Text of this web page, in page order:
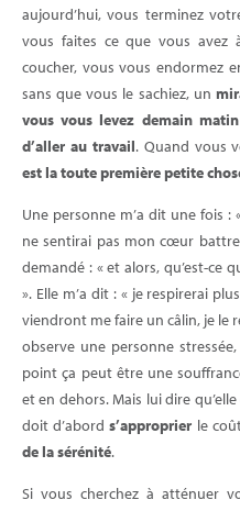
aujourd’hui, vous terminez
vous faites ce que vous avez
coucher, vous vous endormez
sans que vous le sachiez, un
vous vous levez demain
d’aller au travail. Quand vous
est la toute première petite
Une personne m’a dit une fois :
ne sentirai pas mon cœur
demandé : « et alors, qu’est-ce
». Elle m’a dit : « je respirerai
viendront me faire un câlin, je le
observe une personne
point ça peut être une
et en dehors. Mais lui dire
doit d’abords’approprier le
de la sérénité.
Si vous cherchez à atténuer